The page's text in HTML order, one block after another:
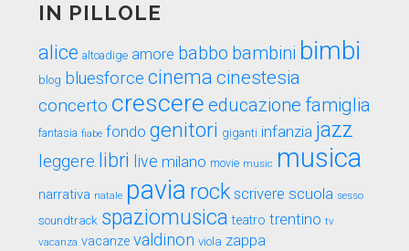
IN PILLOLE
alice altoadige amore babbo bambini bimbi
blog bluesforce cinema cinestesia
concerto crescere educazione famiglia
fantasia fiabe fondo genitori giganti infanzia jazz
leggere libri live milano movie music musica
narrativa natale pavia rock scrivere scuola sesso
soundtrack spaziomusica teatro trentino tv
vacanza vacanze valdinon viola zappa